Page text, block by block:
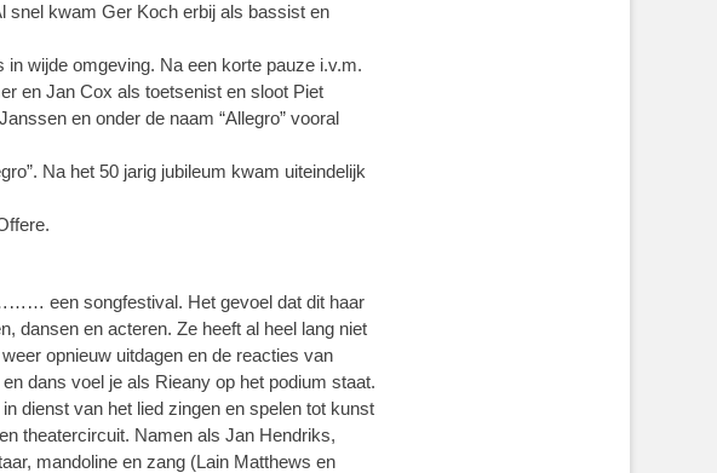
snel kwam Ger Koch erbij als bassist en
wijde omgeving. Na een korte pauze i.v.m.
en Jan Cox als toetsenist en sloot Piet
en onder de naam “Allegro” vooral
Na het 50 jarig jubileum kwam uiteindelijk
een songfestival. Het gevoel dat dit haar
dansen en acteren. Ze heeft al heel lang niet
opnieuw uitdagen en de reacties van
dans voel je als Rieany op het podium staat.
dienst van het lied zingen en spelen tot kunst
theatercircuit. Namen als Jan Hendriks,
mandoline en zang (Lain Matthews en